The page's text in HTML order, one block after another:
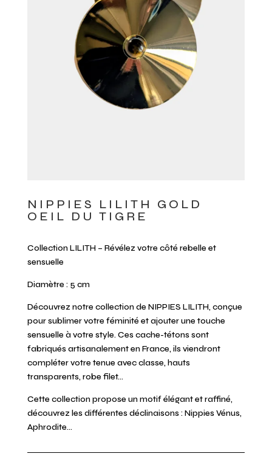
NIPPIES LILITH GOLD
OEIL DU TIGRE
Collection LILITH – Révélez votre côté rebelle et
sensuelle
Diamètre : 5 cm
Découvrez notre collection de NIPPIES LILITH, conçue
pour sublimer votre féminité et ajouter une touche
sensuelle à votre style. Ces cache-tétons sont
fabriqués artisanalement en France, ils viendront
compléter votre tenue avec classe, hauts
transparents, robe filet…
Cette collection propose un motif élégant et raffiné,
découvrez les différentes déclinaisons : Nippies Vénus,
Aphrodite…